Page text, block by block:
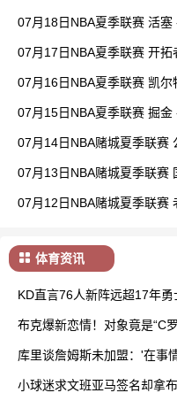
07月18日NBA夏季联赛 活塞
07月17日NBA夏季联赛 开拓
07月16日NBA夏季联赛 凯
07月15日NBA夏季联赛 掘金
07月14日NBA赌城夏季联赛
07月13日NBA赌城夏季联赛
07月12日NBA赌城夏季联赛
体育资讯
KD直言76人新阵远超17年
布克爆新恋情！对象竟是“C
库里谈詹姆斯未加盟：'在事
小球迷求文班亚马签名却拿